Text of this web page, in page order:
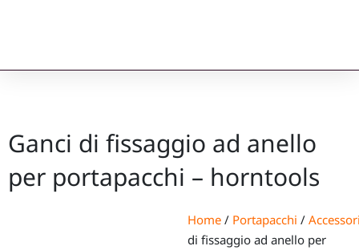
Ganci di fissaggio ad anello
per portapacchi – horntools
Home / Portapacchi /
di fissaggio ad anello per